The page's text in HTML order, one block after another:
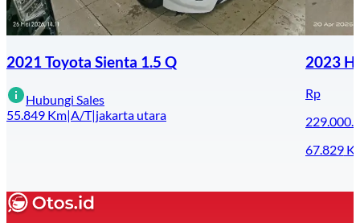
2021 Toyota Sienta 1.5 Q
Hubungi Sales
55.849 Km|A/T|jakarta utara
2023
Rp
67.829